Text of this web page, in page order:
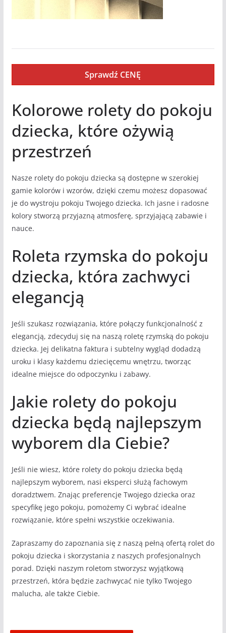
Sprawdź CENĘ
Kolorowe rolety do pokoju
dziecka, które ożywią
przestrzeń
Nasze rolety do pokoju dziecka są dostępne w szerokiej
gamie kolorów i wzorów, dzięki czemu możesz dopasować
je do wystroju pokoju Twojego dziecka. Ich jasne i radosne
kolory stworzą przyjazną atmosferę, sprzyjającą zabawie i
nauce.
Roleta rzymska do pokoju
dziecka, która zachwyci
elegancją
Jeśli szukasz rozwiązania, które połączy funkcjonalność z
elegancją, zdecyduj się na naszą roletę rzymską do pokoju
dziecka. Jej delikatna faktura i subtelny wygląd dodadzą
uroku i klasy każdemu dziecięcemu wnętrzu, tworząc
idealne miejsce do odpoczynku i zabawy.
Jakie rolety do pokoju
dziecka będą najlepszym
wyborem dla Ciebie?
Jeśli nie wiesz, które rolety do pokoju dziecka będą
najlepszym wyborem, nasi eksperci służą fachowym
doradztwem. Znając preferencje Twojego dziecka oraz
specyfikę jego pokoju, pomożemy Ci wybrać idealne
rozwiązanie, które spełni wszystkie oczekiwania.
Zapraszamy do zapoznania się z naszą pełną ofertą rolet do
pokoju dziecka i skorzystania z naszych profesjonalnych
porad. Dzięki naszym roletom stworzysz wyjątkową
przestrzeń, która będzie zachwycać nie tylko Twojego
malucha, ale także Ciebie.